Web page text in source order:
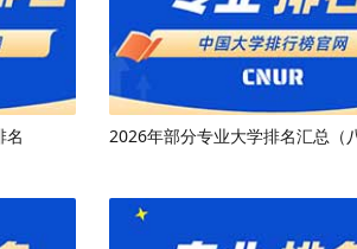
名 2026年部分专业大学排名汇总（八